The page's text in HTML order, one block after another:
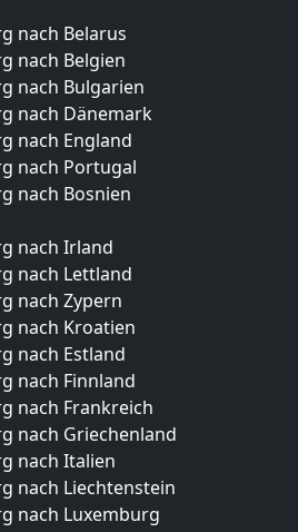
nach Belarus
nach Belgien
nach Bulgarien
nach Dänemark
nach England
nach Portugal
nach Bosnien
nach Irland
nach Lettland
nach Zypern
nach Kroatien
nach Estland
nach Finnland
nach Frankreich
nach Griechenland
nach Italien
nach Liechtenstein
nach Luxemburg